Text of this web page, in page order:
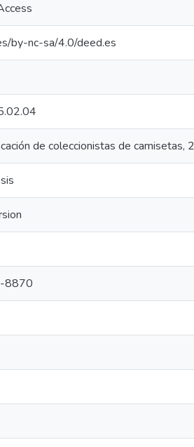
by-nc-sa/4.0/deed.es
de coleccionistas de camisetas,
8870